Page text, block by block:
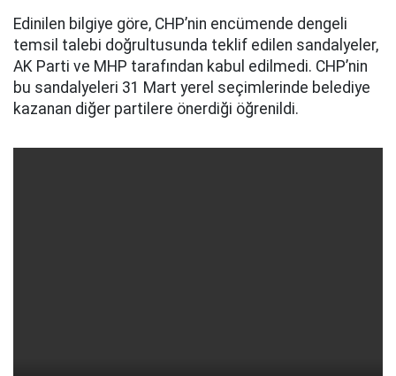
Edinilen bilgiye göre, CHP’nin encümende dengeli
temsil talebi doğrultusunda teklif edilen sandalyeler,
AK Parti ve MHP tarafından kabul edilmedi. CHP’nin
bu sandalyeleri 31 Mart yerel seçimlerinde belediye
kazanan diğer partilere önerdiği öğrenildi.